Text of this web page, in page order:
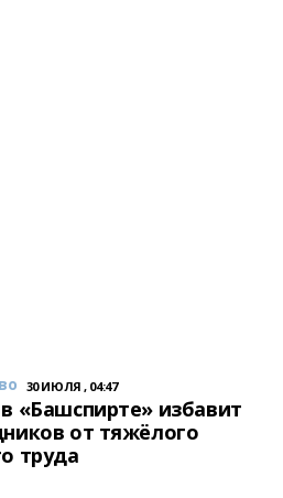
30 ИЮЛЯ , 04:47
«Башспирте» избавит
от тяжёлого
труда